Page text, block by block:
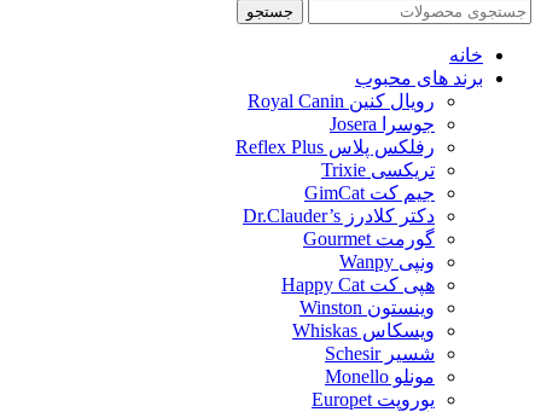
جستجو
خانه
برند های محبوب
رویال کنین Royal Canin
جوسرا Josera
رفلکس پلاس Reflex Plus
تریکسی Trixie
جیم کت GimCat
دکتر کلادرز Dr.Clauder’s
گورمت Gourmet
ونپی Wanpy
هپی کت Happy Cat
وینستون Winston
ویسکاس Whiskas
شسیر Schesir
مونلو Monello
یوروپت Europet